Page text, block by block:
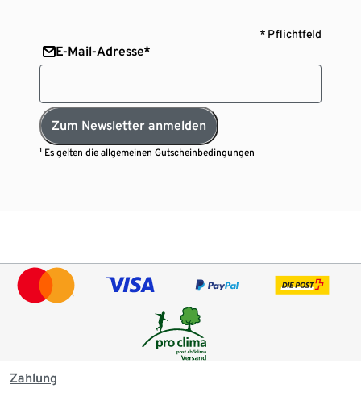
* Pflichtfeld
E-Mail-Adresse*
Zum Newsletter anmelden
¹ Es gelten dieallgemeinen Gutscheinbedingungen
Zahlung